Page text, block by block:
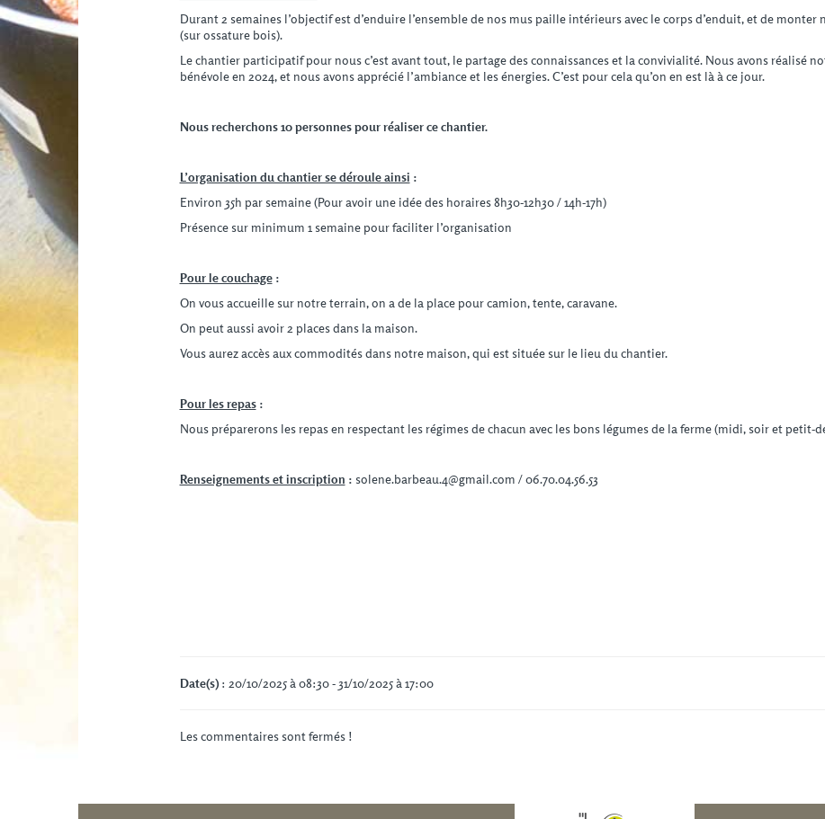
Durant 2 semaines l’objectif est d’enduire l’ensemble de nos mus paille intérieurs avec le corps d’enduit, et de
(sur ossature bois).
Le chantier participatif pour nous c’est avant tout, le partage des connaissances et la convivialité. Nous avons réalisé
bénévole en 2024, et nous avons apprécié l’ambiance et les énergies. C’est pour cela qu’on en est là à ce jour.
Nous recherchons 10 personnes pour réaliser ce chantier.
L’organisation du chantier se déroule ainsi :
Environ 35h par semaine (Pour avoir une idée des horaires 8h30-12h30 / 14h-17h)
Présence sur minimum 1 semaine pour faciliter l’organisation
Pour le couchage:
On vous accueille sur notre terrain, on a de la place pour camion, tente, caravane.
On peut aussi avoir 2 places dans la maison.
Vous aurez accès aux commodités dans notre maison, qui est située sur le lieu du chantier.
Pour les repas:
Nous préparerons les repas en respectant les régimes de chacun avec les bons légumes de la ferme (midi, soir et petit-
Renseignements et inscription : solene.barbeau.4@gmail.com / 06.70.04.56.53
Date(s): 20/10/2025 à 08:30 - 31/10/2025 à 17:00
Les commentaires sont fermés !